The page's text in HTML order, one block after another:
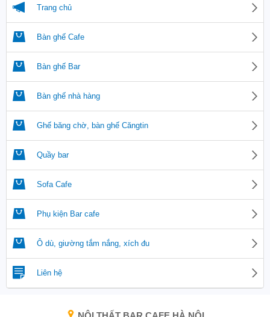
Trang chủ
Bàn ghế Cafe
Bàn ghế Bar
Bàn ghế nhà hàng
Ghế băng chờ, bàn ghế Căngtin
Quầy bar
Sofa Cafe
Phụ kiện Bar cafe
Ô dù, giường tắm nắng, xích đu
Liên hệ